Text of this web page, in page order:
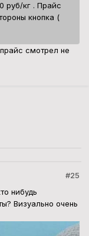
руб/кг . Прайс
кнопка (
смотрел не
#25
нибудь
Визуально очень